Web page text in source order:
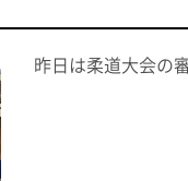
昨日は柔道大会の